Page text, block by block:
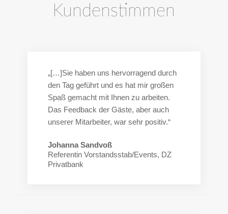
Kundenstimmen
„[…]Sie haben uns hervorragend durch
den Tag geführt und es hat mir großen
Spaß gemacht mit Ihnen zu arbeiten.
Das Feedback der Gäste, aber auch
unserer Mitarbeiter, war sehr positiv.“
Johanna Sandvoß
Referentin Vorstandsstab/Events, DZ
Privatbank